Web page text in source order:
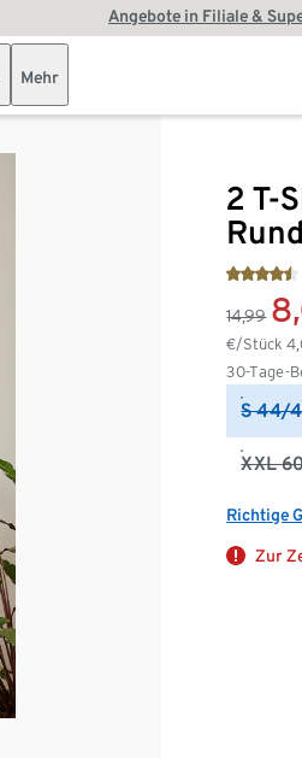
Angebote in Filiale &
Mehr
2 T-
14,99
€/Stück
30-Tage-
S 44/
XXL
Richtige
Zur